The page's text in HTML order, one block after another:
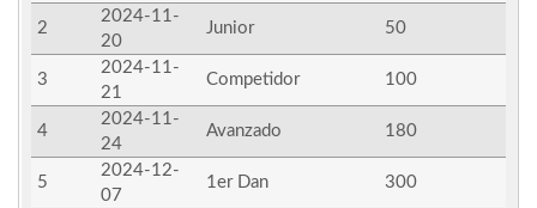
2
2024-11-
20
Junior 50
3
2024-11-
21
Competidor 100
4
2024-11-
24
Avanzado 180
5
2024-12-
07
1er Dan 300